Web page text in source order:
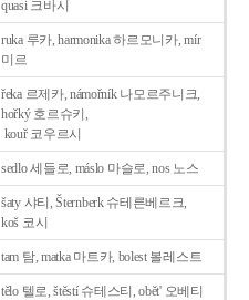
quasi 크바시
ruka 루카, harmonika 하르모니카, mír
미르
řeka 르제카, námořník 나모르주니크,
hořký 호르슈키,
kouř 코우르시
sedlo 세들로, máslo 마슬로, nos 노스
šaty 샤티, Šternberk 슈테른베르크,
koš 코시
tam 탐, matka 마트카, bolest 볼레스트
tělo 텔로, štěstí 슈테스티, obět' 오베티